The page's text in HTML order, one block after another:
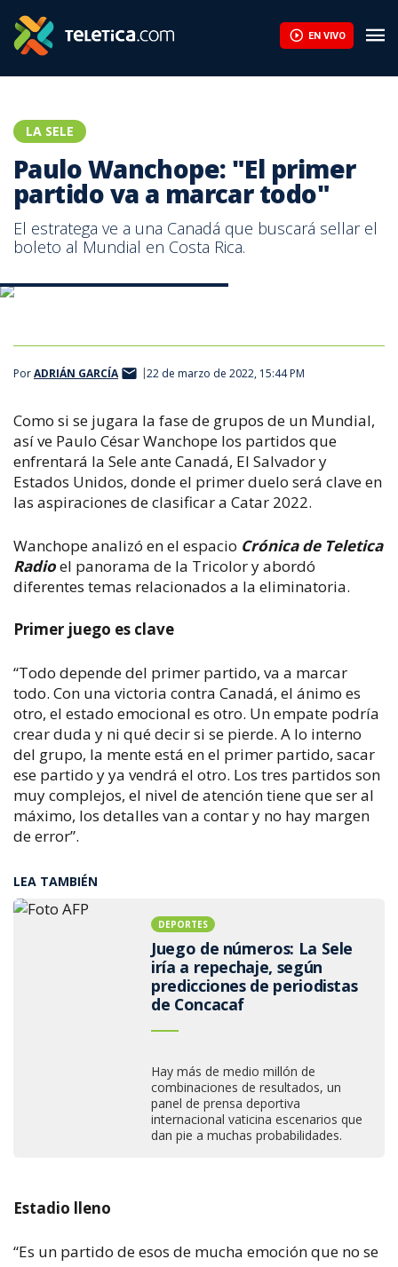
EN VIVO
LA SELE
Paulo Wanchope: "El primer
partido va a marcar todo"
El estratega ve a una Canadá que buscará sellar el
boleto al Mundial en Costa Rica.
PorADRIÁN GARCÍA 22 de marzo de 2022, 15:44 PM
Como si se jugara la fase de grupos de un Mundial,
así ve Paulo César Wanchope los partidos que
enfrentará la Sele ante Canadá, El Salvador y
Estados Unidos, donde el primer duelo será clave en
las aspiraciones de clasificar a Catar 2022.
Wanchope analizó en el espacio Crónica de Teletica
Radioel panorama de la Tricolor y abordó
diferentes temas relacionados a la eliminatoria.
Primer juego es clave
“Todo depende del primer partido, va a marcar
todo. Con una victoria contra Canadá, el ánimo es
otro, el estado emocional es otro. Un empate podría
crear duda y ni qué decir si se pierde. A lo interno
del grupo, la mente está en el primer partido, sacar
ese partido y ya vendrá el otro. Los tres partidos son
muy complejos, el nivel de atención tiene que ser al
máximo, los detalles van a contar y no hay margen
de error”.
LEA TAMBIÉN
DEPORTES
Juego de números: La Sele
iría a repechaje, según
predicciones de periodistas
de Concacaf
Hay más de medio millón de
combinaciones de resultados, un
panel de prensa deportiva
internacional vaticina escenarios que
dan pie a muchas probabilidades.
Estadio lleno
“Es un partido de esos de mucha emoción que no se